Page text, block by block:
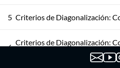
5 Criterios de Diagonalización:
6 Criterios de Diagonalización: